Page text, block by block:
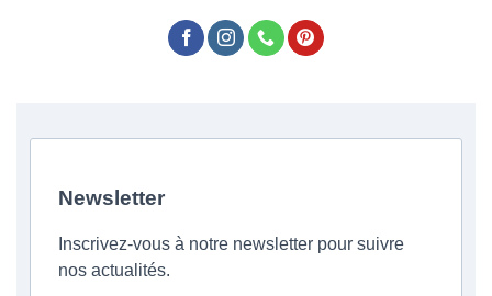
Newsletter
Inscrivez-vous à notre newsletter pour suivre
nos actualités.